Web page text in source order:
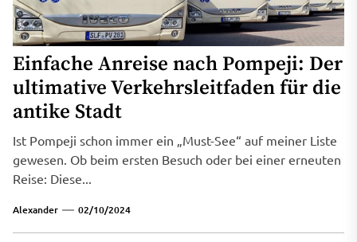
Einfache Anreise nach Pompeji: Der
ultimative Verkehrsleitfaden für die
antike Stadt
Ist Pompeji schon immer ein „Must-See“ auf meiner Liste
gewesen. Ob beim ersten Besuch oder bei einer erneuten
Reise: Diese...
Alexander 02/10/2024